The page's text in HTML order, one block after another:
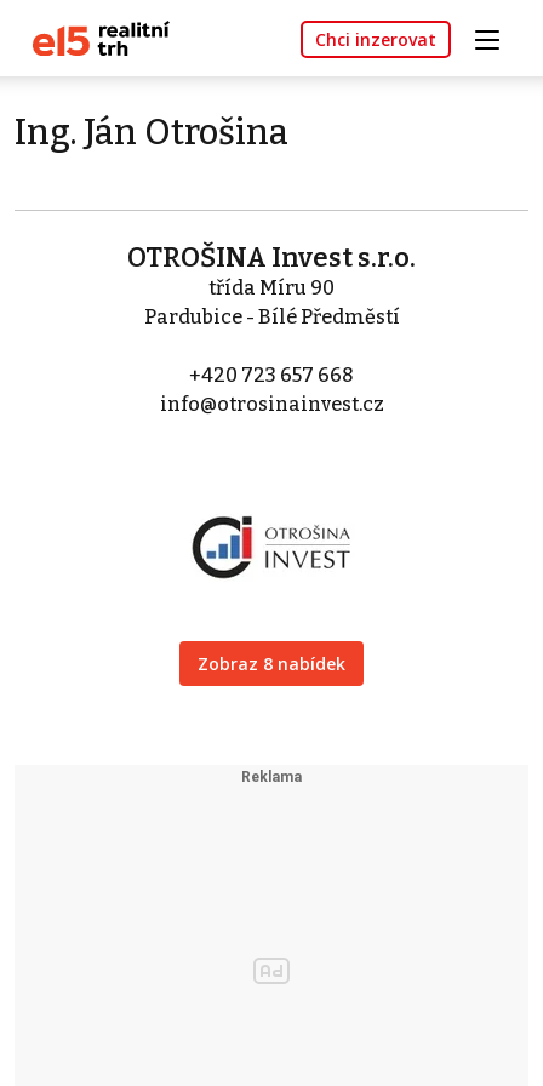
Chci inzerovat
Ing. Ján Otrošina
OTROŠINA Invest s.r.o.
třída Míru 90
Pardubice - Bílé Předměstí
+420 723 657 668
info@otrosinainvest.cz
Zobraz 8 nabídek